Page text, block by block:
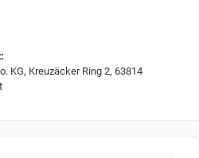
KG, Kreuzäcker Ring 2, 63814